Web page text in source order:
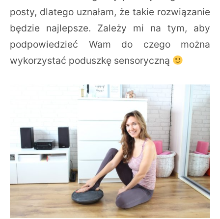
posty, dlatego uznałam, że takie rozwiązanie
będzie najlepsze. Zależy mi na tym, aby
podpowiedzieć Wam do czego można
wykorzystać poduszkę sensoryczną